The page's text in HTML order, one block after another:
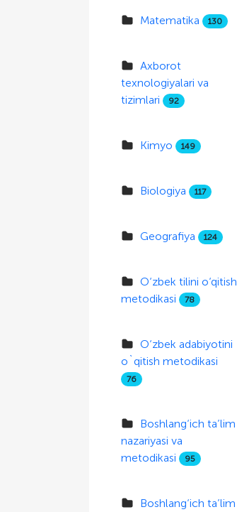
Matematika 130
Axborot
texnologiyalari va
tizimlari
92
Kimyo 149
Biologiya 117
Geografiya 124
O‘zbek tilini o‘qitish
metodikasi
78
O‘zbek adabiyotini
o`qitish metodikasi
76
Boshlang‘ich ta’lim
nazariyasi va
metodikasi
95
Boshlang‘ich ta’lim